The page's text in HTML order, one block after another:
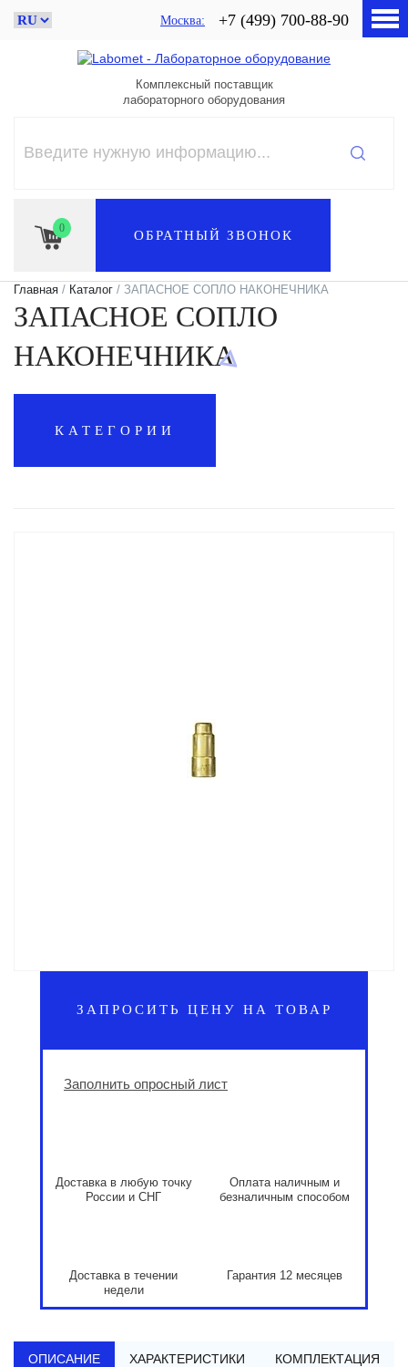
Москва +7 (499) 700-88-90
Комплексный поставщик
лабораторного оборудования
0 ОБРАТНЫЙ ЗВОНОК
Главная / Каталог / ЗАПАСНОЕ СОПЛО НАКОНЕЧНИКА
ЗАПАСНОЕ СОПЛО
НАКОНЕЧНИКА
КАТЕГОРИИ
ЗАПРОСИТЬ ЦЕНУ НА ТОВАР
Заполнить опросный лист
Доставка в любую точку
России и СНГ
Оплата наличным и
безналичным способом
Доставка в течении
недели
Гарантия 12 месяцев
ОПИСАНИЕ ХАРАКТЕРИСТИКИ КОМПЛЕКТАЦИЯ